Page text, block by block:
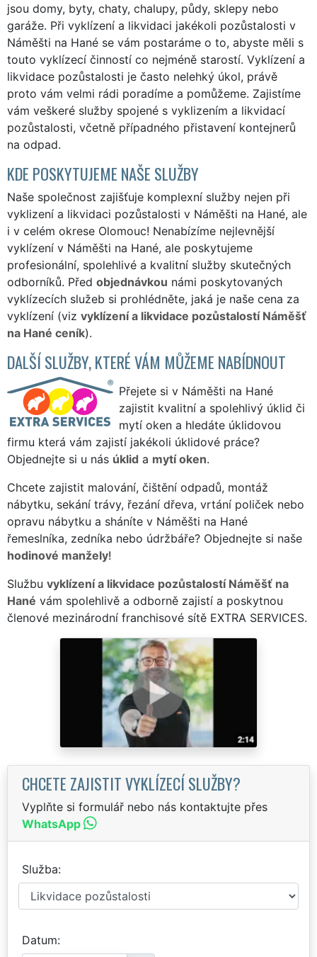
jsou domy, byty, chaty, chalupy, půdy, sklepy nebo
garáže. Při vyklízení a likvidaci jakékoli pozůstalosti v
Náměšti na Hané se vám postaráme o to, abyste měli s
touto vyklízecí činností co nejméně starostí. Vyklízení a
likvidace pozůstalosti je často nelehký úkol, právě
proto vám velmi rádi poradíme a pomůžeme. Zajistíme
vám veškeré služby spojené s vyklizením a likvidací
pozůstalosti, včetně případného přistavení kontejnerů
na odpad.
KDE POSKYTUJEME NAŠE SLUŽBY
Naše společnost zajišťuje komplexní služby nejen při
vyklizení a likvidaci pozůstalosti v Náměšti na Hané, ale
i v celém okrese Olomouc! Nenabízíme nejlevnější
vyklízení v Náměšti na Hané, ale poskytujeme
profesionální, spolehlivé a kvalitní služby skutečných
odborníků. Před objednávkou námi poskytovaných
vyklízecích služeb si prohlédněte, jaká je naše cena za
vyklízení (viz vyklízení a likvidace pozůstalostí Náměšť
na Hané ceník).
DALŠÍ SLUŽBY, KTERÉ VÁM MŮŽEME NABÍDNOUT
Přejete si v Náměšti na Hané
zajistit kvalitní a spolehlivý úklid či
mytí oken a hledáte úklidovou
firmu která vám zajistí jakékoli úklidové práce?
Objednejte si u nás úklid a mytí oken.
Chcete zajistit malování, čištění odpadů, montáž
nábytku, sekání trávy, řezání dřeva, vrtání poliček nebo
opravu nábytku a sháníte v Náměšti na Hané
řemeslníka, zedníka nebo údržbáře? Objednejte si naše
hodinové manžely!
Službu vyklízení a likvidace pozůstalostí Náměšť na
Hané vám spolehlivě a odborně zajistí a poskytnou
členové mezinárodní franchisové sítě EXTRA SERVICES.
CHCETE ZAJISTIT VYKLÍZECÍ SLUŽBY?
Vyplňte si formulář nebo nás kontaktujte přes
WhatsApp
Služba
Datum